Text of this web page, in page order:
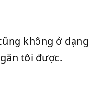
không ở dạng
tôi được.